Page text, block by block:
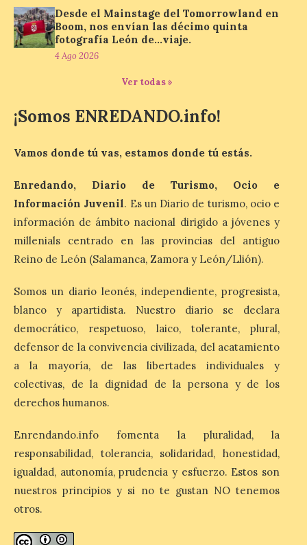
6 Ago 2026
Al hilo del estreno de La
Nolan. La pieza de vídeo
Antigüedad clásica, la mitología y los
Patrimonio Nacional
cancela la temporada de
fuentes de La Granja ante
la escasez de agua
6 Ago 2026
Esta medida afecta a los
espectáculos nocturnos
de la Fuente Baños de
Diana previstos para los
días 8, 15 y 22 de agosto,
así como al encendido extraordinario del
día 25. La reserva de agua en el estanque
«El Mar», […]
El Descenso Internacional
del Sella arranca con el
homenaje a los campeones
y el izado de las banderas
autonómicas
6 Ago 2026
Desde el Mainstage del Tomorrowland en
Boom, nos envían las décimo quinta
fotografía León de…viaje.
4 Ago 2026
Ver todas »
¡Somos ENREDANDO.info!
Vamos donde tú vas, estamos donde tú estás.
Enredando, Diario de Turismo, Ocio e
Información Juvenil. Es un Diario de turismo, ocio e
información de ámbito nacional dirigido a jóvenes y
millenials centrado en las provincias del antiguo
Reino de León (Salamanca, Zamora y León/Llión).
Somos un diario leonés, independiente, progresista,
blanco y apartidista. Nuestro diario se declara
democrático, respetuoso, laico, tolerante, plural,
defensor de la convivencia civilizada, del acatamiento
a la mayoría, de las libertades individuales y
colectivas, de la dignidad de la persona y de los
derechos humanos.
Enrendando.info fomenta la pluralidad, la
responsabilidad, tolerancia, solidaridad, honestidad,
igualdad, autonomía, prudencia y esfuerzo. Estos son
nuestros principios y si no te gustan NO tenemos
otros.